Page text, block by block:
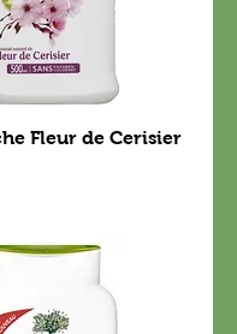
Fleur de Cerisier